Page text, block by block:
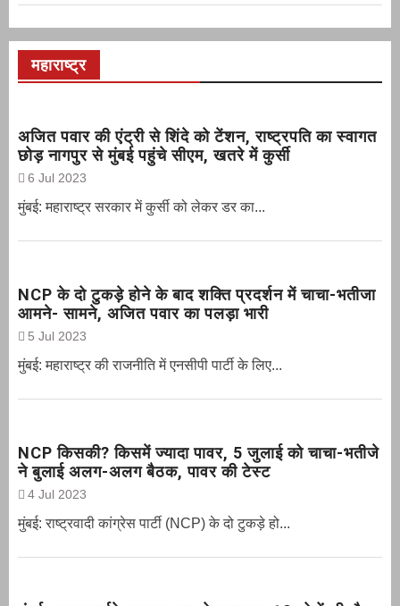
महाराष्ट्र
अजित पवार की एंट्री से शिंदे को टेंशन, राष्ट्रपति का स्वागत
छोड़ नागपुर से मुंबई पहुंचे सीएम, खतरे में कुर्सी
6 Jul 2023
मुंबई: महाराष्ट्र सरकार में कुर्सी को लेकर डर का...
NCP के दो टुकड़े होने के बाद शक्ति प्रदर्शन में चाचा-भतीजा
आमने- सामने, अजित पवार का पलड़ा भारी
5 Jul 2023
मुंबई: महाराष्ट्र की राजनीति में एनसीपी पार्टी के लिए...
NCP किसकी? किसमें ज्यादा पावर, 5 जुलाई को चाचा-भतीजे
ने बुलाई अलग-अलग बैठक, पावर की टेस्ट
4 Jul 2023
मुंबई: राष्ट्रवादी कांग्रेस पार्टी (NCP) के दो टुकड़े हो...